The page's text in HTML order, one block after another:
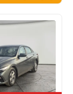
مستعملة 55,560 كم